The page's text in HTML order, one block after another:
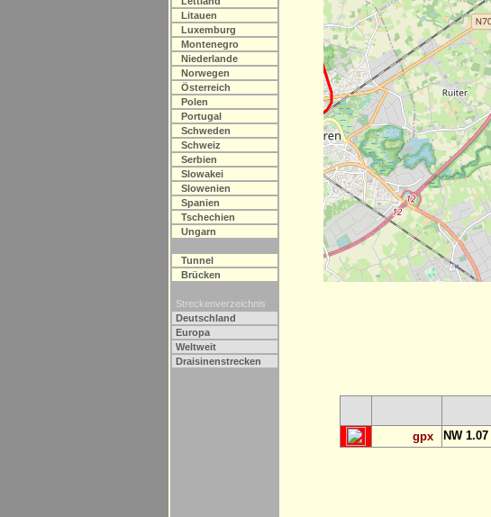
Litauen
Luxemburg
Montenegro
Niederlande
Norwegen
Österreich
Polen
Portugal
Schweden
Schweiz
Serbien
Slowakei
Slowenien
Spanien
Tschechien
Ungarn
Tunnel
Brücken
Streckenverzeichnis
Deutschland
Europa
Weltweit
Draisinenstrecken
gpx
NW 1.07